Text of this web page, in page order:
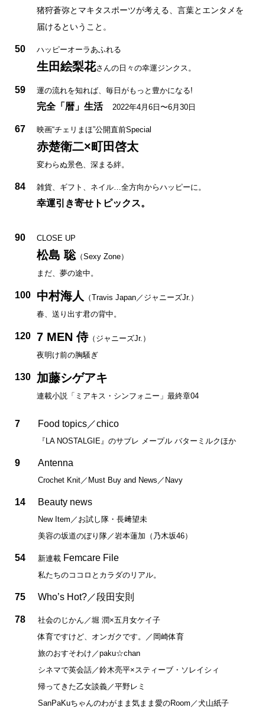
猪狩蒼弥とマキタスポーツが考える、言葉とエンタメを
届けるということ。
50 ハッピーオーラあふれる
生田絵梨花さんの日々の幸運ジンクス。
59 運の流れを知れば、毎日がもっと豊かになる!
完全「暦」生活 2022年4月6日〜6月30日
67 映画“チェリまほ”公開直前Special
赤楚衛二×町田啓太
変わらぬ景色、深まる絆。
84 雑貨、ギフト、ネイル…全方向からハッピーに。
幸運引き寄せトピックス。
90 CLOSE UP
松島 聡 （Sexy Zone）
まだ、夢の途中。
100 中村海人
（Travis Japan／ジャニーズJr.）
春、送り出す君の背中。
120 7 MEN 侍（ジャニーズJr.）
夜明け前の胸騒ぎ
130 加藤シゲアキ
連載小説「ミアキス・シンフォニー」最終章04
7 Food topics／chico
『LA NOSTALGIE』のサブレ メープル バターミルクほか
9 Antenna
Crochet Knit／Must Buy and News／Navy
14 Beauty news
New Item／お試し隊・長﨑望未
美容の坂道のぼり隊／岩本蓮加（乃木坂46）
54 新連載 Femcare File
私たちのココロとカラダのリアル。
75 Who’s Hot?／段田安則
78
社会のじかん／堀 潤×五月女ケイ子
体育ですけど、オンガクです。／岡崎体育
旅のおすそわけ／paku☆chan
シネマで英会話／鈴木亮平×スティーブ・ソレイシィ
帰ってきた乙女談義／平野レミ
SanPaKuちゃんのわがまま気まま愛のRoom／犬山紙子